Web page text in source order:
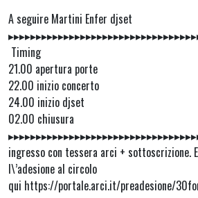
A seguire Martini Enfer djset
Timing
21.00 apertura porte
22.00 inizio concerto
24.00 inizio djset
02.00 chiusura
ingresso con tessera arci + sottoscrizione.
l\’adesione al circolo
qui https://portale.arci.it/preadesione/